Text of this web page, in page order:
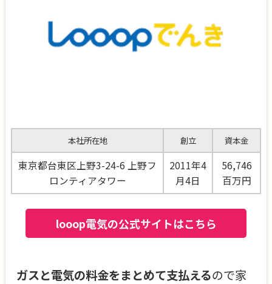
本社所在地 創立 資本金
東京都台東区上野3-24-6 上野フ
ロンティアタワー
2011年4
月4日
56,746
百万円
looop電気の公式サイトはこちら
ガスと電気の料金をまとめて支払えるので家